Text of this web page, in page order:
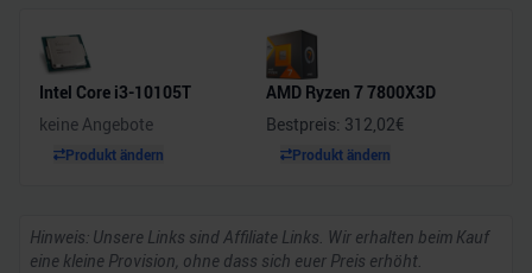
Intel Core i3-10105T
keine Angebote
Produkt ändern
AMD Ryzen 7 7800X3D
Bestpreis: 312,02€
Produkt ändern
Hinweis: Unsere Links sind Affiliate Links. Wir erhalten beim Kauf
eine kleine Provision, ohne dass sich euer Preis erhöht.